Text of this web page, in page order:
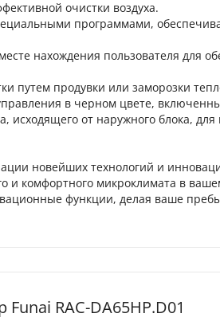
очистки воздуха.
программами,
нахождения пользователя для
путем продувки или заморозки
в черном цвете,
от наружного блока,
новейших технологий и
и комфортного микроклимата в
функции, делая ваше
RAC-DA65HP.D01